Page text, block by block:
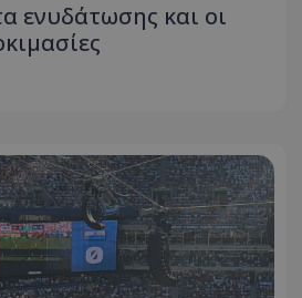
ενυδάτωσης και οι